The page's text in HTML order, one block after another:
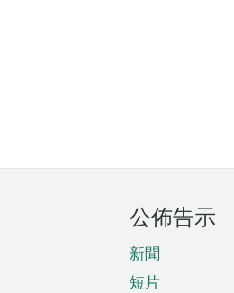
公佈告示
新聞
短片